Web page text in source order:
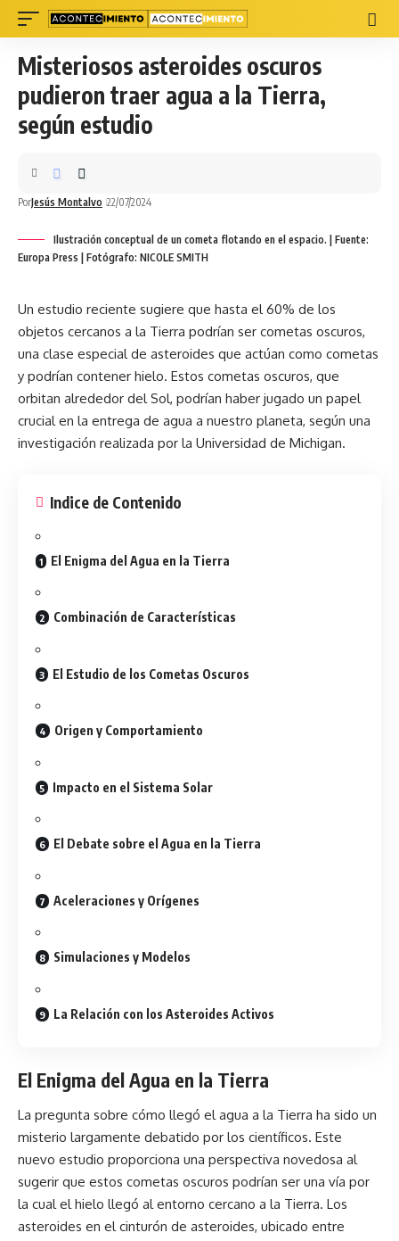
Misteriosos asteroides oscuros
pudieron traer agua a la Tierra,
según estudio
PorJesús Montalvo 22/07/2024
Ilustración conceptual de un cometa flotando en el espacio. | Fuente:
Europa Press | Fotógrafo: NICOLE SMITH
Un estudio reciente sugiere que hasta el 60% de los
objetos cercanos a la Tierra podrían ser cometas oscuros,
una clase especial de asteroides que actúan como cometas
y podrían contener hielo. Estos cometas oscuros, que
orbitan alrededor del Sol, podrían haber jugado un papel
crucial en la entrega de agua a nuestro planeta, según una
investigación realizada por la Universidad de Michigan.
Indice de Contenido
El Enigma del Agua en la Tierra
Combinación de Características
El Estudio de los Cometas Oscuros
Origen y Comportamiento
Impacto en el Sistema Solar
El Debate sobre el Agua en la Tierra
Aceleraciones y Orígenes
Simulaciones y Modelos
La Relación con los Asteroides Activos
El Enigma del Agua en la Tierra
La pregunta sobre cómo llegó el agua a la Tierra ha sido un
misterio largamente debatido por los científicos. Este
nuevo estudio proporciona una perspectiva novedosa al
sugerir que estos cometas oscuros podrían ser una vía por
la cual el hielo llegó al entorno cercano a la Tierra. Los
asteroides en el cinturón de asteroides, ubicado entre